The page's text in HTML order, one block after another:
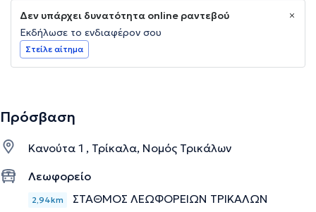
Δεν υπάρχει δυνατότητα online ραντεβού
Εκδήλωσε το ενδιαφέρον σου
Στείλε αίτημα
Πρόσβαση
Κανούτα 1 , Τρίκαλα, Νομός Τρικάλων
Λεωφορείο
2,94km ΣΤΑΘΜΟΣ ΛΕΩΦΟΡΕΙΩΝ ΤΡΙΚΑΛΩΝ